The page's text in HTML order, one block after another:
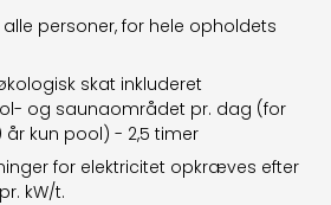
alle personer, for hele opholdets
skat inkluderet
og saunaområdet pr. dag (for
år kun pool) - 2,5 timer
for elektricitet opkræves efter
kW/t.